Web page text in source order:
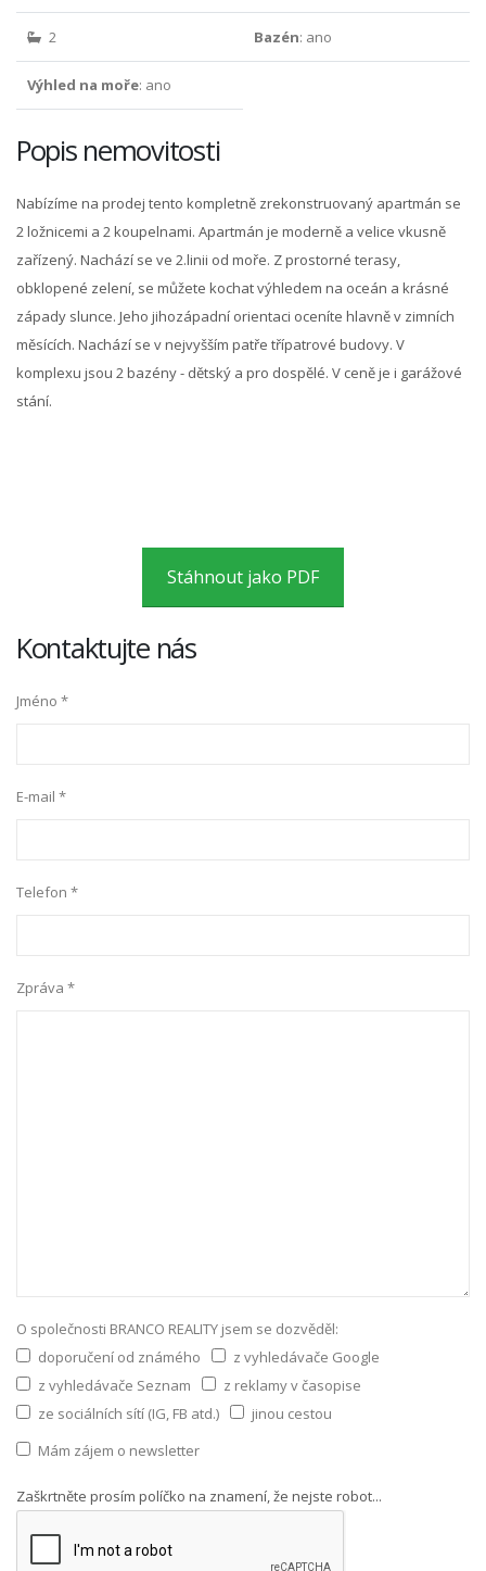
2 Bazén: ano
Výhled na moře: ano
Popis nemovitosti
Nabízíme na prodej tento kompletně zrekonstruovaný apartmán se
2 ložnicemi a 2 koupelnami. Apartmán je moderně a velice vkusně
zařízený. Nachází se ve 2.linii od moře. Z prostorné terasy,
obklopené zelení, se můžete kochat výhledem na oceán a krásné
západy slunce. Jeho jihozápadní orientaci oceníte hlavně v zimních
měsících. Nachází se v nejvyšším patře třípatrové budovy. V
komplexu jsou 2 bazény - dětský a pro dospělé. V ceně je i garážové
stání.
Stáhnout jako PDF
Kontaktujte nás
Jméno *
E-mail *
Telefon *
Zpráva *
O společnosti BRANCO REALITY jsem se dozvěděl:
doporučení od známého
z vyhledávače Google
z vyhledávače Seznam
z reklamy v časopise
ze sociálních sítí (IG, FB atd.)
jinou cestou
Mám zájem o newsletter
Zaškrtněte prosím políčko na znamení, že nejste robot...